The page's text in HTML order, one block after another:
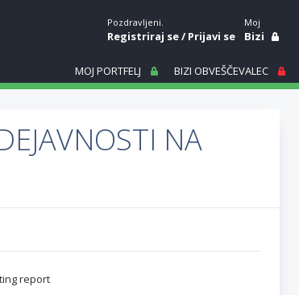
Pozdravljeni.
Registriraj se/Prijavi se
Moj
Bizi
MOJ PORTFELJ BIZI OBVEŠČEVALEC
NA
report